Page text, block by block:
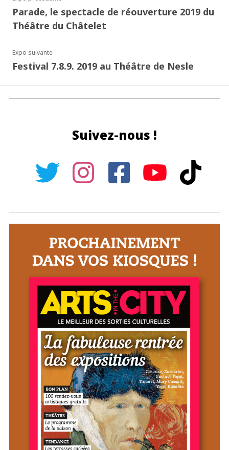
Parade, le spectacle de réouverture 2019 du
Théâtre du Châtelet
Expo suivante
Festival 7.8.9. 2019 au Théâtre de Nesle
Suivez-nous !